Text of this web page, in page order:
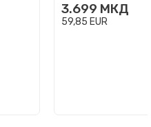
3.699 МКД
59,85 EUR